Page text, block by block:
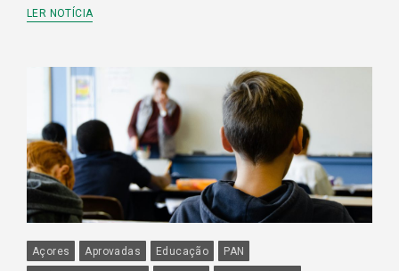
LER NOTÍCIA
Açores Aprovadas Educação
PAN